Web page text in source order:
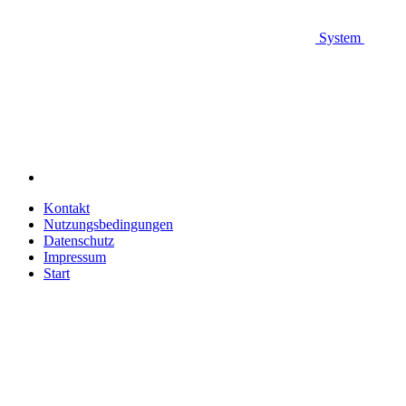
System
Kontakt
Nutzungsbedingungen
Datenschutz
Impressum
Start